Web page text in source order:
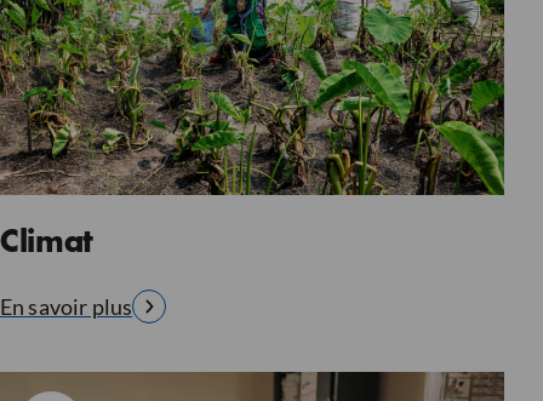
Climat
En savoir plus